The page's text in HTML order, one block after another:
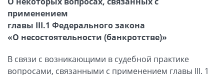
применением
главы III.1 Федерального закона
«О несостоятельности (банкротстве)»
В связи с возникающими в судебной практике
вопросами, связанными с применением главы III. 1